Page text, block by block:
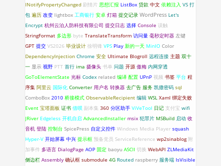
INotifyPropertyChanged 剧情片 思想汇报 ListBox 贷款 中文 依赖注入 VS 打
包 遍历 改变 lightbox 工商银行 安卓 灯箱 提交记录 WordPress Let's
Encrypt 杭州云泊人防科技有限公司 提交日志 选择 Console 误触
StringFormat 多边形 byte TranslateTransform 访问量 毫秒定时器 左键
GPT 提交 VS2026 毕业设计 徐明锋 VPS Play 新的一天 MinIO Color
DependencyInjection Chrome 安全 Ultimate Blogroll 远程连接 主题 双十
一 显示 视野 PTT 首行 ima 摄像头 书单 问题 开源 傲梅 内网穿透
GoToElementState 光标 Codex related 编译 配置 UPnP 视频 书签 平台 程
序集 阿里云 国际化 Converter 用户名 转换器 去广告 服务 凯撒密码 sql
ComboBox 2010 桥接模式 ObservableRecipient 编辑 WSL Xaml 绑定失败
Event 宝塔面板 证书 借呗 副本集 360 分区助手 ViVeTool 日记 支付宝 wifi
JRiver Edgeless 开机自启 AdvancedInstaller msix 犯罪片 MSBuild 启动 收
音机 登陆 控制台 SpicePress 自定义控件 Windows Media Player squash
Hyper-V 开始屏幕 中兴 提示框 预备党员 ServiceReference wp2sinablog 附
加事件 多语言 DialogPage AOP 固定 baoyu ASCII 切换 WebAPI ZLMediaKit
侧边栏 Assembly 确认框 submodule 4G Routed raspberry 服务端 IsVisible